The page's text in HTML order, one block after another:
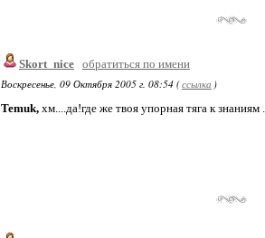
Skort_nice обратиться по имени
Воскресенье, 09 Октября 2005 г. 08:54 (ссылка )
Temuk, хм....да!где же твоя упорная тяга к знаниям